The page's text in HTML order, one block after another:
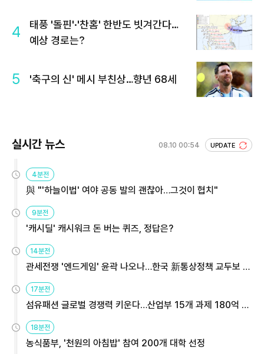
4
태풍 '돌핀'·'찬홈' 한반도 빗겨간다…
예상 경로는?
5 '축구의 신' 메시 부친상…향년 68세
실시간 뉴스 08.10 00:54 UPDATE
4분전
與 "'하늘이법' 여야 공동 발의 괜찮아…그것이 협치"
9분전
'캐시딜' 캐시워크 돈 버는 퀴즈, 정답은?
14분전
관세전쟁 '엔드게임' 윤곽 나오나…한국 新통상정책 교두보 활
17분전
섬유패션 글로벌 경쟁력 키운다…산업부 15개 과제 180억 지
18분전
농식품부, '천원의 아침밥' 참여 200개 대학 선정